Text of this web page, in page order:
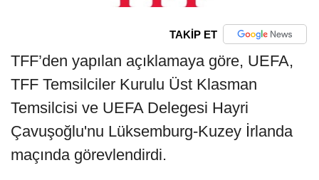
TAKİP ET
TFF’den yapılan açıklamaya göre, UEFA,
TFF Temsilciler Kurulu Üst Klasman
Temsilcisi ve UEFA Delegesi Hayri
Çavuşoğlu'nu Lüksemburg-Kuzey İrlanda
maçında görevlendirdi.